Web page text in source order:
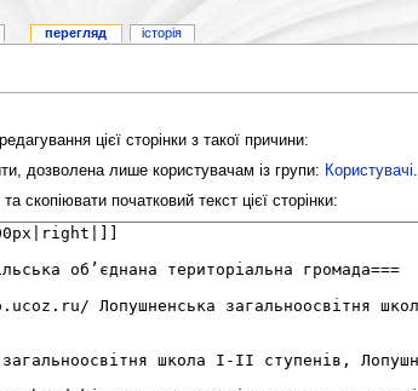
цієї сторінки з такої причини:
дозволена лише користувачам із групи: Користувачі.
скопіювати початковий текст цієї сторінки:
перегляд історія